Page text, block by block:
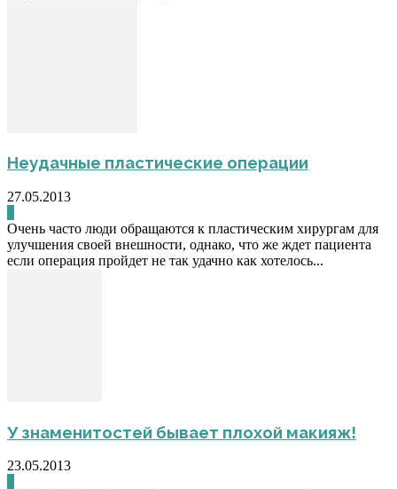
Неудачные пластические операции
27.05.2013
Очень часто люди обращаются к пластическим хирургам для
улучшения своей внешности, однако, что же ждет пациента
если операция пройдет не так удачно как хотелось...
У знаменитостей бывает плохой макияж!
23.05.2013